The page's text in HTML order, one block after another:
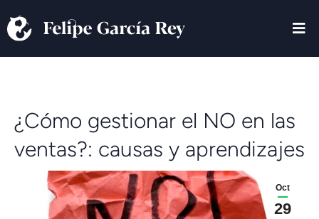
¿Cómo gestionar el NO en las
ventas?: causas y aprendizajes
Oct
29